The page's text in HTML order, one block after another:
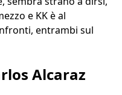
e KK è al
entrambi sul
Alcaraz